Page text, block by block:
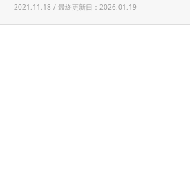
2021.11.18 / 最終更新日：2026.01.19